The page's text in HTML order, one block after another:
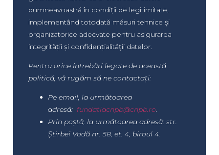
dumneavoastră în condiții de legitimitate,
implementând totodată măsuri tehnice și
organizatorice adecvate pentru asigurarea
integrității și confidențialității datelor.
Pentru orice întrebări legate de această
politică, vă rugăm să ne contactați:
Pe email, la următoarea
adresă: fundatiacnpb@cnpb.ro.
Prin poștă, la următoarea adresă: str.
Știrbei Vodă nr. 58, et. 4, biroul 4.